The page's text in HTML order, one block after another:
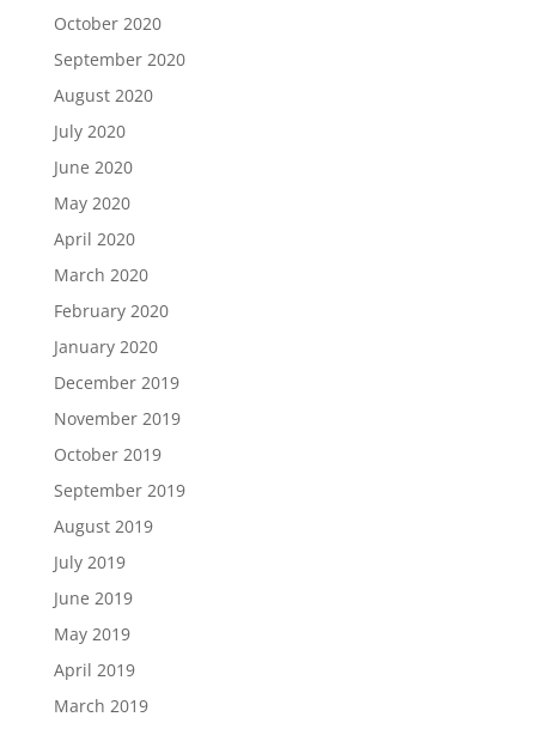
October 2020
September 2020
August 2020
July 2020
June 2020
May 2020
April 2020
March 2020
February 2020
January 2020
December 2019
November 2019
October 2019
September 2019
August 2019
July 2019
June 2019
May 2019
April 2019
March 2019